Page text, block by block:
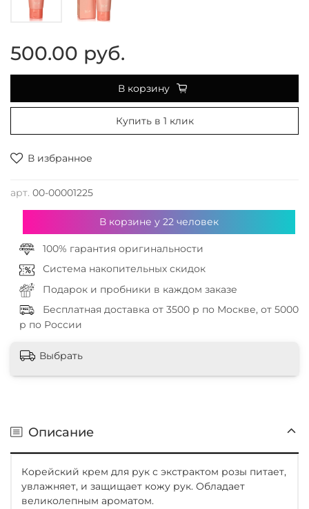
В избранное
арт. 00-00001225
500.00 руб.
В корзину
Купить в 1 клик
В корзине у 22человек
100% гарантия оригинальности
Система накопительных скидок
Подарок и пробники в каждом заказе
Бесплатная доставка от 3500 р по Москве, от 5000
р по России
Выбрать
Описание
Корейский крем для рук с экстрактом розы питает,
увлажняет, и защищает кожу рук. Обладает
великолепным ароматом.